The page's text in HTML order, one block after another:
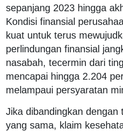
sepanjang 2023 hingga
Kondisi finansial
kuat untuk terus
perlindungan finansial
nasabah, tecermin dari
mencapai hingga 2.204
melampaui persyaratan
Jika dibandingkan dengan
yang sama, klaim